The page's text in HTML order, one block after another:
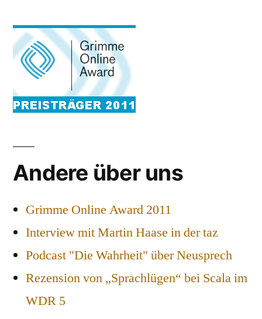
Andere über uns
Grimme Online Award 2011
Interview mit Martin Haase in der taz
Podcast "Die Wahrheit" über Neusprech
Rezension von „Sprachlügen“ bei Scala im
WDR 5